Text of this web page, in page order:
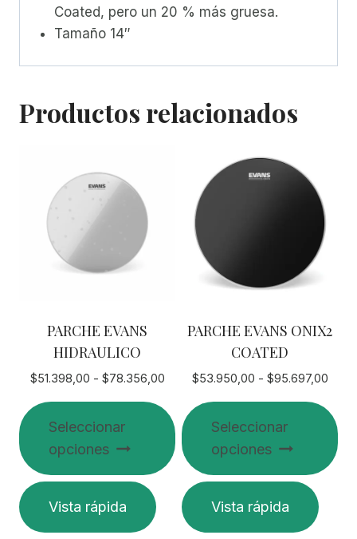
Coated, pero un 20 % más gruesa.
Tamaño 14″
Productos relacionados
PARCHE EVANS
HIDRAULICO
$51.398,00 - $78.356,00Rango
precios:
desde
$51.398,00
hasta
$78.356,00
Seleccionar
opciones
Este
producto
tiene
Vista rápida
PARCHE EVANS ONIX2
COATED
$53.950,00 - $95.697,00
hasta
Seleccionar
opciones
Este
producto
tiene
Vista rápida